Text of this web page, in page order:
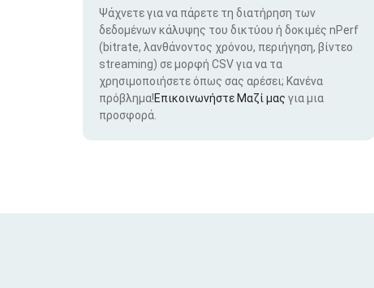
Ψάχνετε για να πάρετε τη διατήρηση των
δεδομένων κάλυψης του δικτύου ή δοκιμές nPerf
(bitrate, λανθάνοντος χρόνου, περιήγηση, βίντεο
streaming) σε μορφή CSV για να τα
χρησιμοποιήσετε όπως σας αρέσει; Κανένα
πρόβλημα!Επικοινωνήστε Μαζί μας για μια
προσφορά.